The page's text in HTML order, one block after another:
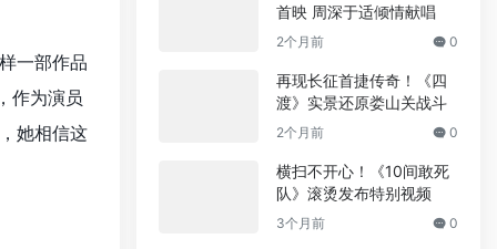
一部作品
作为演员
她相信这
首映 周深于适倾情献唱
2个月前 0
再现长征首捷传奇！《四
渡》实景还原娄山关战斗
2个月前 0
横扫不开心！《10间敢死
队》滚烫发布特别视频
3个月前 0